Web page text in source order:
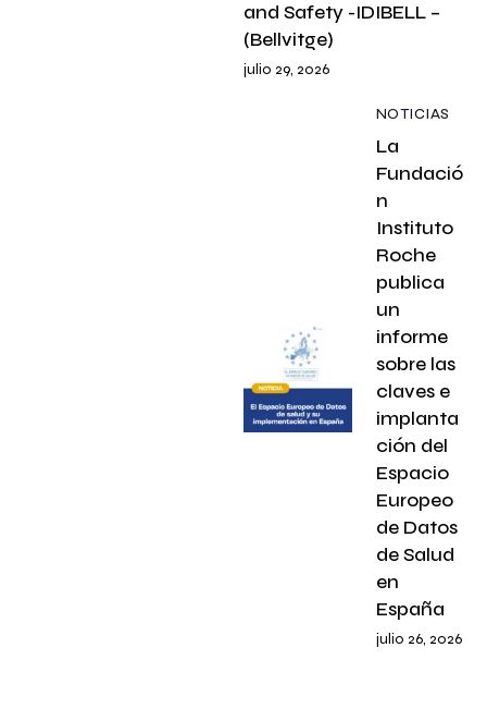
and Safety -IDIBELL –
(Bellvitge)
julio 29, 2026
NOTICIAS
La
Fundació
n
Instituto
Roche
publica
un
informe
sobre las
claves e
implanta
ción del
Espacio
Europeo
de Datos
de Salud
en
España
julio 26, 2026